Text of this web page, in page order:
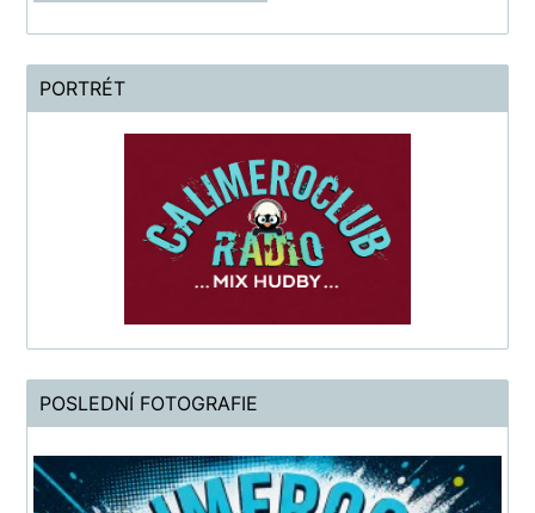
PORTRÉT
POSLEDNÍ FOTOGRAFIE